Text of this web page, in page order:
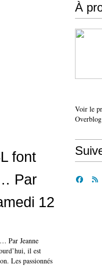
font
Par
12
Par Jeanne
il est
Les passionnés
À
Voir le
Overblog